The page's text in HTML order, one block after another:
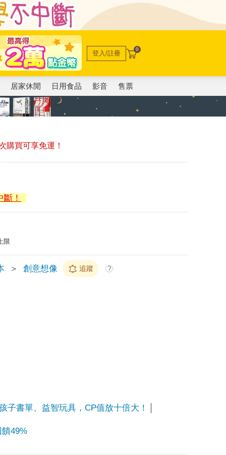
登入/註冊 0
居家休閒 日用食品 影音 售票
購買可享免運！
！
限
＞ 創意想像 追蹤 ?
子書單、益智玩具，CP值放十倍大！
饋49%